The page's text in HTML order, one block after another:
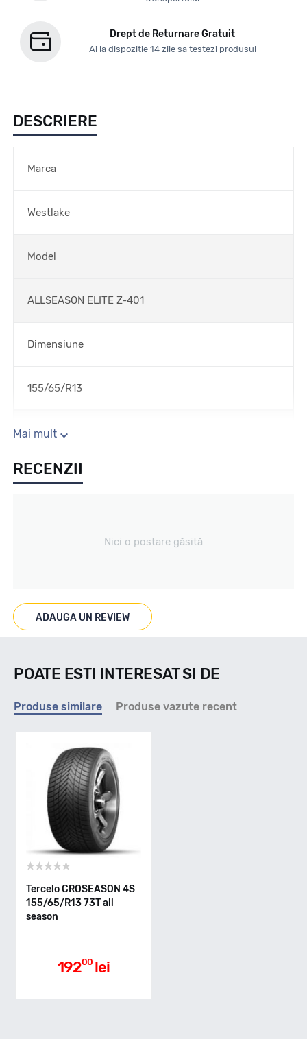
Drept de Returnare Gratuit
Ai la dispozitie 14 zile sa testezi produsul
DESCRIERE
Marca
Westlake
Model
ALLSEASON ELITE Z-401
Dimensiune
155/65/R13
Sezon
All season
Marcaje
Indice viteza
Indice greutate
D
Aderenta pe carosabil ud
Mai mult
RECENZII
Nici o postare găsită
ADAUGA UN REVIEW
POATE ESTI INTERESAT SI DE
Produse similare Produse vazute recent
Tercelo CROSEASON 4S
155/65/R13 73T all
season
19200 lei